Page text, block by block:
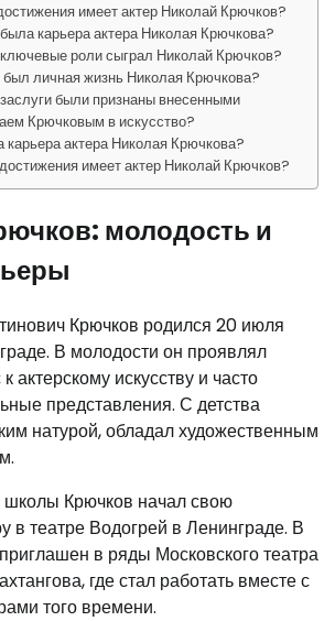
имеет актер Николай Крючков?
карьера актера Николая Крючкова?
роли сыграл Николай Крючков?
личная жизнь Николая Крючкова?
были признаны внесенными
Крючковым в искусство?
карьера актера Николая Крючкова?
имеет актер Николай Крючков?
молодость и
Крючков родился 20 июля
В молодости он проявлял
актерскому искусству и часто
представления. С детства
натурой, обладал художественным
школы Крючков начал свою
в театре Водогрей в Ленинграде. В
в ряды Московского театра
где стал работать вместе с
того времени.